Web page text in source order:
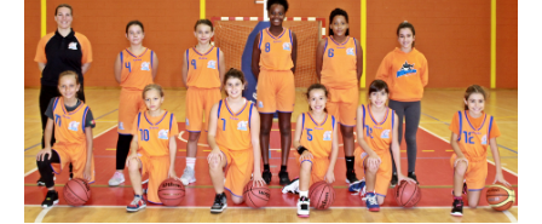
Agenda
Notícias
Loja Virtual
Inscrições